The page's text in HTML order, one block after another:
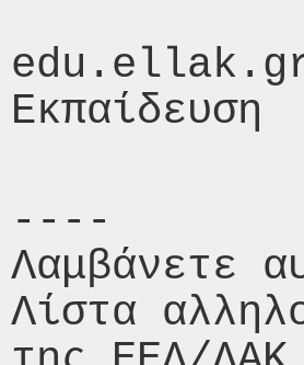
edu.ellak.gr
----
Λαμβάνετε
Λίστα